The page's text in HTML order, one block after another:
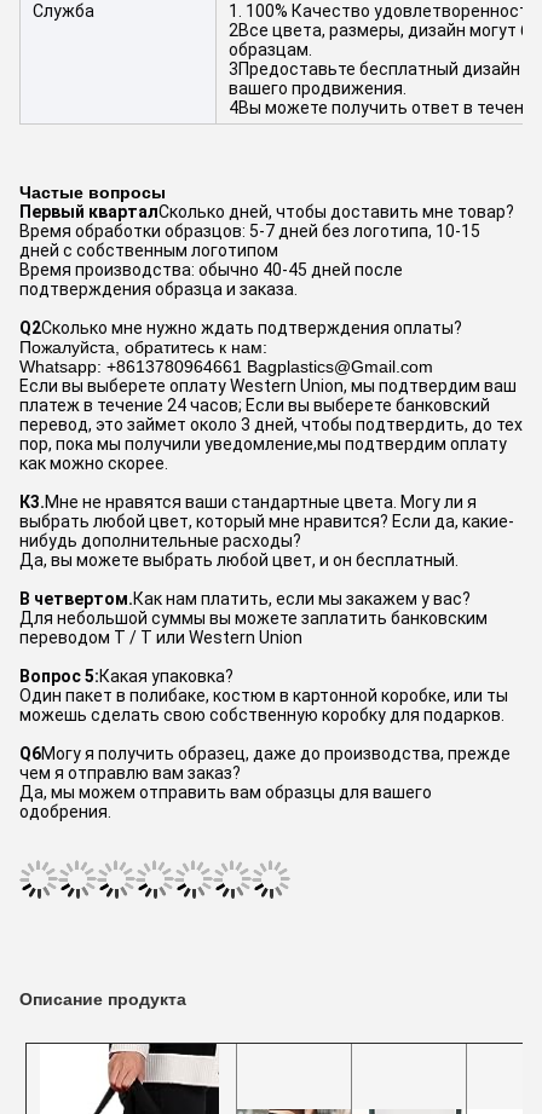
Служба
1. 100% Качество
2Все цвета, размеры, дизайн могут
образцам.
3Предоставьте бесплатный дизайн
вашего продвижения.
4Вы можете получить ответ в
Частые вопросы
Первый кварталСколько дней, чтобы доставить мне товар?
Время обработки образцов: 5-7 дней без логотипа, 10-15
дней с собственным логотипом
Время производства: обычно 40-45 дней после
подтверждения образца и заказа.
Q2Сколько мне нужно ждать подтверждения оплаты?
Пожалуйста, обратитесь к нам:
Whatsapp: +8613780964661 Bagplastics@Gmail.com
Если вы выберете оплату Western Union, мы подтвердим ваш
платеж в течение 24 часов; Если вы выберете банковский
перевод, это займет около 3 дней, чтобы подтвердить, до тех
пор, пока мы получили уведомление,мы подтвердим оплату
как можно скорее.
К3.Мне не нравятся ваши стандартные цвета. Могу ли я
выбрать любой цвет, который мне нравится? Если да, какие-
нибудь дополнительные расходы?
Да, вы можете выбрать любой цвет, и он бесплатный.
В четвертом.Как нам платить, если мы закажем у вас?
Для небольшой суммы вы можете заплатить банковским
переводом T / T или Western Union
Вопрос 5:Какая упаковка?
Один пакет в полибаке, костюм в картонной коробке, или ты
можешь сделать свою собственную коробку для подарков.
Q6Могу я получить образец, даже до производства, прежде
чем я отправлю вам заказ?
Да, мы можем отправить вам образцы для вашего
одобрения.
Описание продукта